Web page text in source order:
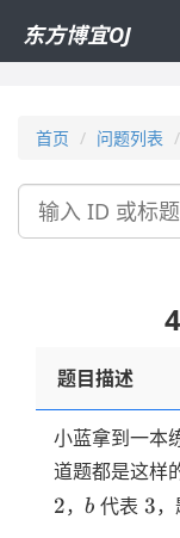
东方博宜OJ
首页 问题列表
搜
题目描述
小蓝拿到一本
道题都是这样
2， b
b 代表 3
3